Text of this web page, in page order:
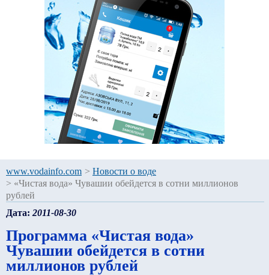
www.vodainfo.com > Новости о воде
> «Чистая вода» Чувашии обейдется в сотни миллионов
рублей
Дата: 2011-08-30
Программа «Чистая вода»
Чувашии обейдется в сотни
миллионов рублей